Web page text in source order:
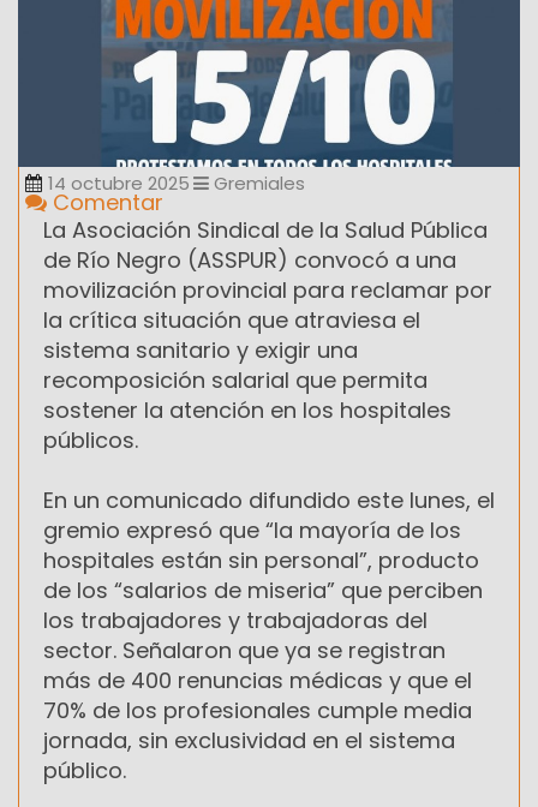
14 octubre 2025 Gremiales
Comentar
La Asociación Sindical de la Salud Pública
de Río Negro (ASSPUR) convocó a una
movilización provincial para reclamar por
la crítica situación que atraviesa el
sistema sanitario y exigir una
recomposición salarial que permita
sostener la atención en los hospitales
públicos.
En un comunicado difundido este lunes, el
gremio expresó que “la mayoría de los
hospitales están sin personal”, producto
de los “salarios de miseria” que perciben
los trabajadores y trabajadoras del
sector. Señalaron que ya se registran
más de 400 renuncias médicas y que el
70% de los profesionales cumple media
jornada, sin exclusividad en el sistema
público.